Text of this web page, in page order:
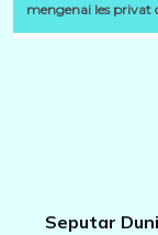
mengenai les
Seputar